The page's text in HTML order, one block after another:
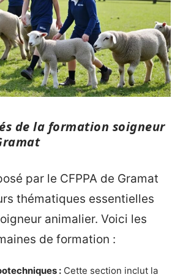
de la formation soigneur
par le CFPPA de Gramat
thématiques essentielles
animalier. Voici les
de formation :
: Cette section inclut la